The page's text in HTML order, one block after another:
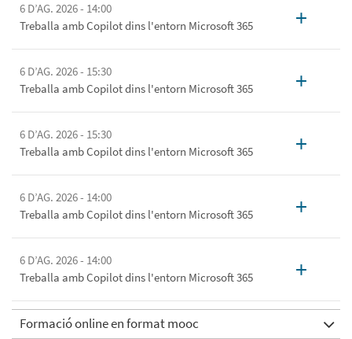
6 D’AG. 2026 - 14:00
Treballa amb Copilot dins l'entorn Microsoft 365
+
6 D’AG. 2026 - 15:30
Treballa amb Copilot dins l'entorn Microsoft 365
+
6 D’AG. 2026 - 15:30
Treballa amb Copilot dins l'entorn Microsoft 365
+
6 D’AG. 2026 - 14:00
Treballa amb Copilot dins l'entorn Microsoft 365
+
6 D’AG. 2026 - 14:00
Treballa amb Copilot dins l'entorn Microsoft 365
+
Formació online en format mooc